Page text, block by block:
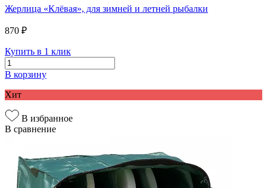
Жерлица «Клёвая», для зимней и летней рыбалки
870 ₽
Купить в 1 клик
В корзину
Хит
В избранное
В сравнение